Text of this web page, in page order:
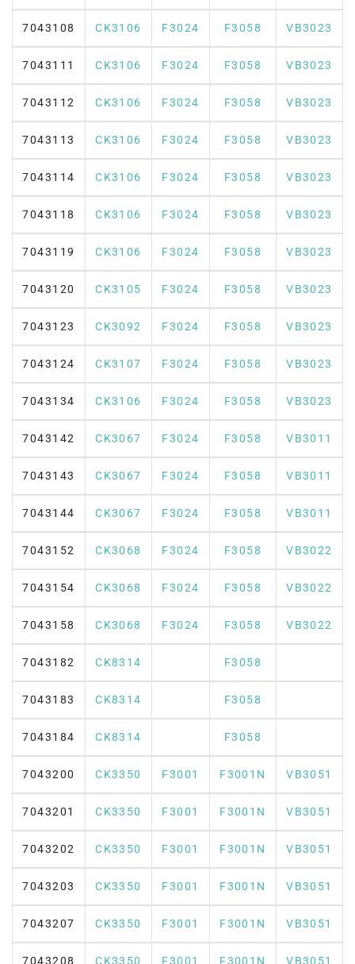
7043108 CK3106 F3024 F3058 VB3023
7043111 CK3106 F3024 F3058 VB3023
7043112 CK3106 F3024 F3058 VB3023
7043113 CK3106 F3024 F3058 VB3023
7043114 CK3106 F3024 F3058 VB3023
7043118 CK3106 F3024 F3058 VB3023
7043119 CK3106 F3024 F3058 VB3023
7043120 CK3105 F3024 F3058 VB3023
7043123 CK3092 F3024 F3058 VB3023
7043124 CK3107 F3024 F3058 VB3023
7043134 CK3106 F3024 F3058 VB3023
7043142 CK3067 F3024 F3058 VB3011
7043143 CK3067 F3024 F3058 VB3011
7043144 CK3067 F3024 F3058 VB3011
7043152 CK3068 F3024 F3058 VB3022
7043154 CK3068 F3024 F3058 VB3022
7043158 CK3068 F3024 F3058 VB3022
7043182 CK8314 F3058
7043183 CK8314 F3058
7043184 CK8314 F3058
7043200 CK3350 F3001 F3001N VB3051
7043201 CK3350 F3001 F3001N VB3051
7043202 CK3350 F3001 F3001N VB3051
7043203 CK3350 F3001 F3001N VB3051
7043207 CK3350 F3001 F3001N VB3051
7043208 CK3350 F3001 F3001N VB3051